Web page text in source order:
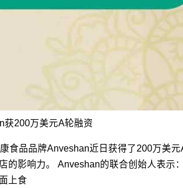
获200万美元A轮融资
食品品牌Anveshan近日获得了200万美
的影响力。 Anveshan的联合创始人表示
上食